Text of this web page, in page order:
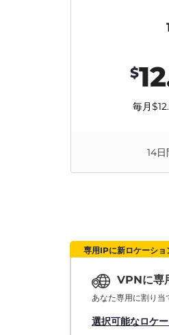
$
毎月
14
専用IPに新ロケーショ
VPNに専
あなた専用に割り当
選択可能なロケ